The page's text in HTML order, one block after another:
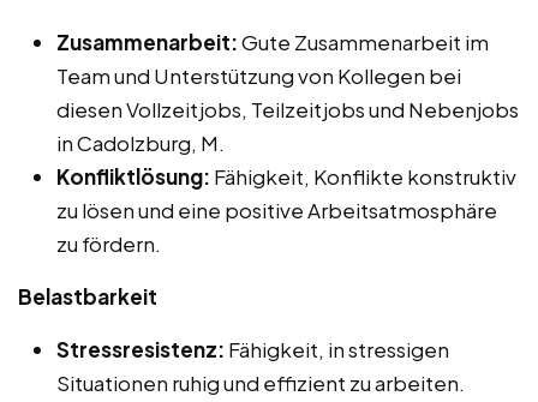
Zusammenarbeit:Gute Zusammenarbeit im
Team und Unterstützung von Kollegen bei
diesen Vollzeitjobs, Teilzeitjobs und Nebenjobs
in Cadolzburg, M.
Konfliktlösung: Fähigkeit, Konflikte konstruktiv
zu lösen und eine positive Arbeitsatmosphäre
zu fördern.
Belastbarkeit
Stressresistenz: Fähigkeit, in stressigen
Situationen ruhig und effizient zu arbeiten.